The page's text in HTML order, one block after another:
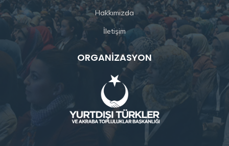
Hakkımızda
İletişim
ORGANIZASYON